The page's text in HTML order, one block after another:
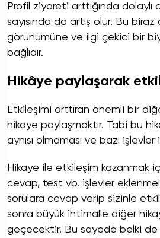
Profil ziyareti arttığında dolaylı
sayısında da artış olur. Bu
görünümüne ve ilgi çekici bir
bağlıdır.
Hikâye paylaşarak
Etkileşimi arttıran önemli bir
hikaye paylaşmaktır. Tabi bu
aynısı olmaması ve bazı
Hikaye ile etkileşim kazanmak
cevap, test vb. işlevler
sorulara cevap verip sizinle
sonra büyük ihtimalle diğer
geçecektir. Bu sayede belki de